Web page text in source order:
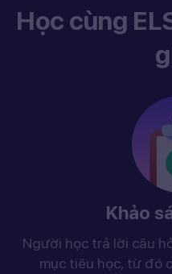
Học cùng
Khảo
Người học trả lời câu
mục tiêu học, từ đó